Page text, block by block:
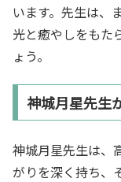
います。先生は、
光と癒やしをもた
ょう。
神城月星先生
神城月星先生は、
がりを深く持ち、